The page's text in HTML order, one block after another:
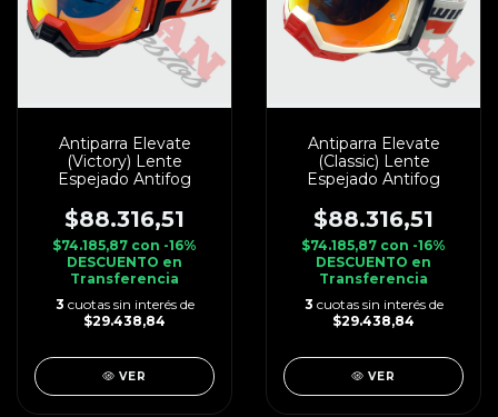
Antiparra Elevate
(Victory) Lente
Espejado Antifog
$88.316,51
$74.185,87 con -16%
DESCUENTO en
Transferencia
3 cuotas sin interés de
$29.438,84
VER
Antiparra Elevate
(Classic) Lente
Espejado Antifog
$88.316,51
$74.185,87 con -16%
DESCUENTO en
Transferencia
3 cuotas sin interés de
$29.438,84
VER